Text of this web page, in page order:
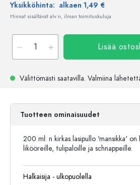
Yksikköhinta: alkaen 1,49 €
Hinnat sisältävät alv:n, ilman toimituskuluja
Lisää
Välittömästi saatavilla. Valmiina
Tuotteen ominaisuudet
200 ml: n kirkas lasipullo 'mansikka'
likööreille, tulipaloille ja schnappeille.
Halkaisija - ulkopuolella